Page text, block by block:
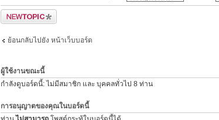
ตั้งกระทู้ใหม่
ย้อนกลับไปยัง หน้าเว็บบอร์ด
ผู้ใช้งานขณะนี้
กำลังดูบอร์ดนี้: ไม่มีสมาชิก และ บุคคลทั่วไป 8 ท่าน
การอนุญาตของคุณในบอร์ดนี้